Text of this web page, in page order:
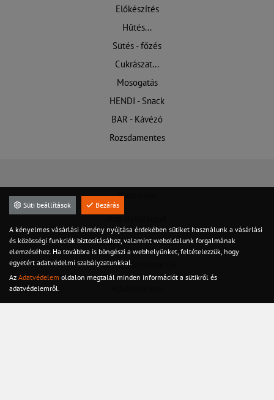
Előkészítés
Hűtés...
Sütés - főzés
Cukrászat...
Mosogatás
HENDI - Snack
BAR - Kávézó
Rozsdamentes
Kapcsolat
Jogi nyilatkozat
Felhasználási feltételek
Hasznos információk
Süti beállítások Bezárás
A kényelmes vásárlási élmény nyújtása érdekében sütiket használunk a vásárlási
és közösségi funkciók biztosításához, valamint weboldalunk forgalmának
elemzéséhez. Ha továbbra is böngészi a webhelyünket, feltételezzük, hogy
egyetért adatvédelmi szabályzatunkkal.
Az Adatvédelem oldalon megtalál minden információt a sütikről és
adatvédelemről.